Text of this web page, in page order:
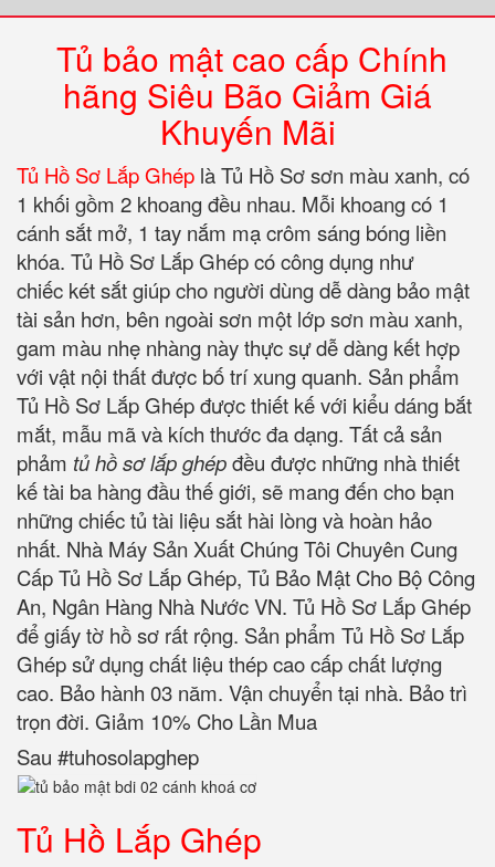
Tủ bảo mật cao cấp Chính
hãng Siêu Bão Giảm Giá
Khuyến Mãi
Tủ Hồ Sơ Lắp Ghép là Tủ Hồ Sơ sơn màu xanh, có
1 khối gồm 2 khoang đều nhau. Mỗi khoang có 1
cánh sắt mở, 1 tay nắm mạ crôm sáng bóng liền
khóa. Tủ Hồ Sơ Lắp Ghép có công dụng như
chiếc két sắt giúp cho người dùng dễ dàng bảo mật
tài sản hơn, bên ngoài sơn một lớp sơn màu xanh,
gam màu nhẹ nhàng này thực sự dễ dàng kết hợp
với vật nội thất được bố trí xung quanh. Sản phẩm
Tủ Hồ Sơ Lắp Ghép được thiết kế với kiểu dáng bắt
mắt, mẫu mã và kích thước đa dạng. Tất cả sản
phảm tủ hồ sơ lắp ghépđều được những nhà thiết
kế tài ba hàng đầu thế giới, sẽ mang đến cho bạn
những chiếc tủ tài liệu sắt hài lòng và hoàn hảo
nhất. Nhà Máy Sản Xuất Chúng Tôi Chuyên Cung
Cấp Tủ Hồ Sơ Lắp Ghép, Tủ Bảo Mật Cho Bộ Công
An, Ngân Hàng Nhà Nước VN. Tủ Hồ Sơ Lắp Ghép
để giấy tờ hồ sơ rất rộng. Sản phẩm Tủ Hồ Sơ Lắp
Ghép sử dụng chất liệu thép cao cấp chất lượng
cao. Bảo hành 03 năm. Vận chuyển tại nhà. Bảo trì
trọn đời. Giảm 10% Cho Lần Mua
Sau #tuhosolapghep
Tủ Hồ Lắp Ghép